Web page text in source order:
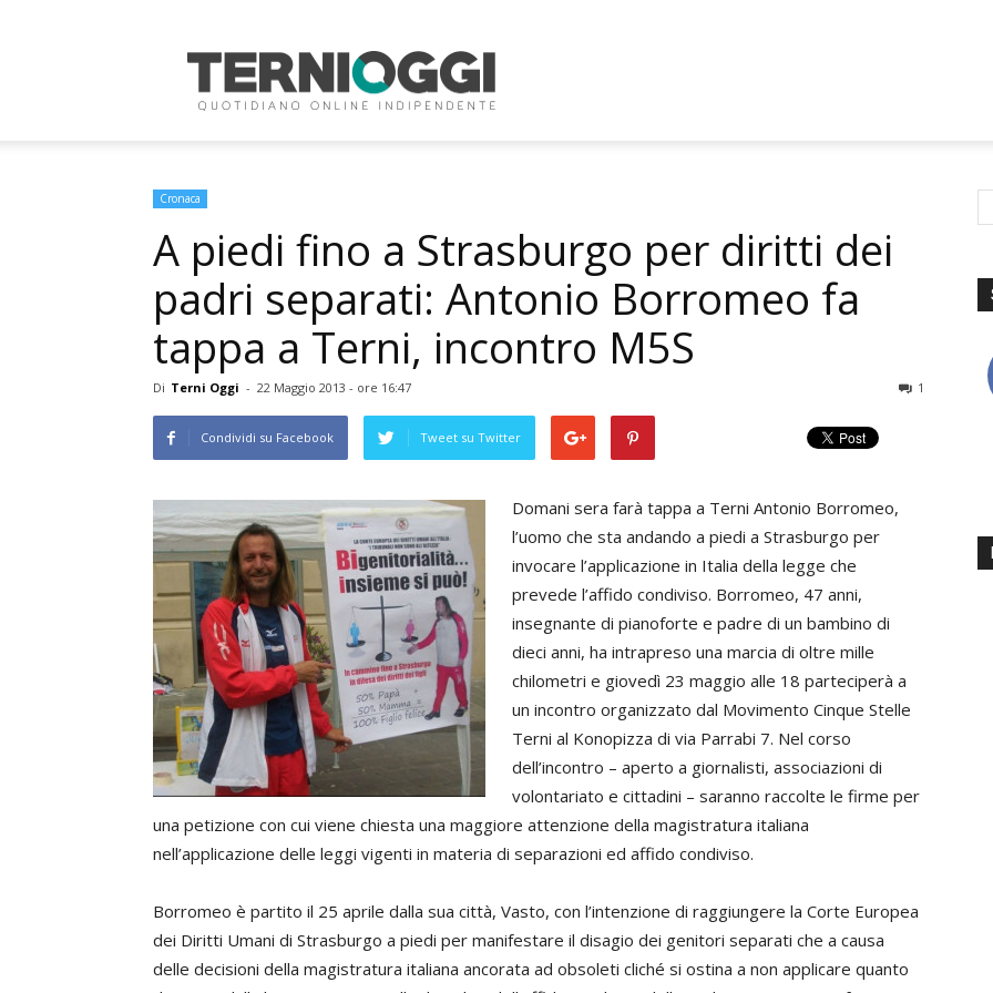
Oggi
Cronaca
A piedi fino a Strasburgo per diritti dei
padri separati: Antonio Borromeo fa
tappa a Terni, incontro M5S
Di Terni Oggi - 22 Maggio 2013 - ore 16:47 1
Condividi su Facebook Tweet su Twitter
Domani sera farà tappa a Terni Antonio Borromeo,
l’uomo che sta andando a piedi a Strasburgo per
invocare l’applicazione in Italia della legge che
prevede l’affido condiviso. Borromeo, 47 anni,
insegnante di pianoforte e padre di un bambino di
dieci anni, ha intrapreso una marcia di oltre mille
chilometri e giovedì 23 maggio alle 18 parteciperà a
un incontro organizzato dal Movimento Cinque Stelle
Terni al Konopizza di via Parrabi 7. Nel corso
dell’incontro – aperto a giornalisti, associazioni di
volontariato e cittadini – saranno raccolte le firme per
una petizione con cui viene chiesta una maggiore attenzione della magistratura italiana
nell’applicazione delle leggi vigenti in materia di separazioni ed affido condiviso.
Borromeo è partito il 25 aprile dalla sua città, Vasto, con l’intenzione di raggiungere la Corte Europea
dei Diritti Umani di Strasburgo a piedi per manifestare il disagio dei genitori separati che a causa
delle decisioni della magistratura italiana ancorata ad obsoleti cliché si ostina a non applicare quanto